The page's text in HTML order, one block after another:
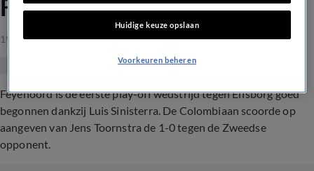
Feyenoord op 1-0
19 aug 2021, 20:36
Feyenoord is de eerste play-off wedstrijd tegen Elfsborg goed
begonnen dankzij Luis Sinisterra. De Colombiaan scoorde op
aangeven van Jens Toornstra de 1-0 tegen de Zweedse
opponent.
Huidige keuze opslaan
Voorkeuren beheren